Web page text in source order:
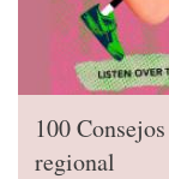
100
regional